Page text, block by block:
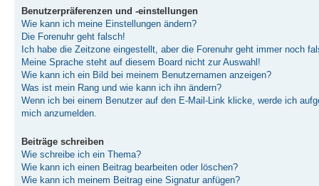
Benutzerpräferenzen und -einstellungen
Wie kann ich meine Einstellungen ändern?
Die Forenuhr geht falsch!
Ich habe die Zeitzone eingestellt, aber die Forenuhr geht immer noch
Meine Sprache steht auf diesem Board nicht zur Auswahl!
Wie kann ich ein Bild bei meinem Benutzernamen anzeigen?
Was ist mein Rang und wie kann ich ihn ändern?
Wenn ich bei einem Benutzer auf den E-Mail-Link klicke, werde ich
mich anzumelden.
Beiträge schreiben
Wie schreibe ich ein Thema?
Wie kann ich einen Beitrag bearbeiten oder löschen?
Wie kann ich meinem Beitrag eine Signatur anfügen?